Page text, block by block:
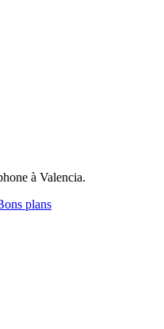
à Valencia.
plans